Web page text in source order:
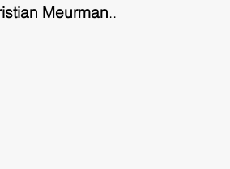
Meurman..